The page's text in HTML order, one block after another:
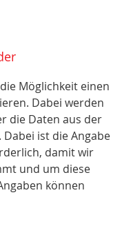
Möglichkeit einen
Dabei werden
die Daten aus der
ist die Angabe
damit wir
und um diese
können